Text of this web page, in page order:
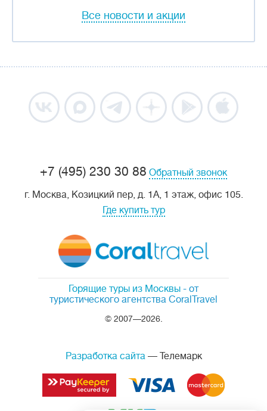
Все новости и акции
Горящие туры из Москвы - от
туристического агентства CoralTravel
© 2007—2026.
+7 (495) 230 30 88 Обратный звонок
г. Москва, Козицкий пер, д. 1А, 1 этаж, офис 105.
Где купить тур
Разработка сайта— Телемарк